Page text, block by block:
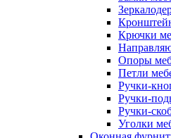
Крючки
Опоры
Петли
Ручки-
Ручки-
Ручки-
Уголки